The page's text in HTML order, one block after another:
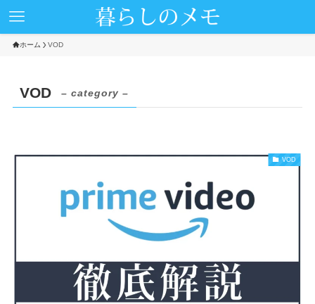
ホーム VOD
VOD – category –
VOD